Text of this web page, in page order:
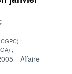
Affaire